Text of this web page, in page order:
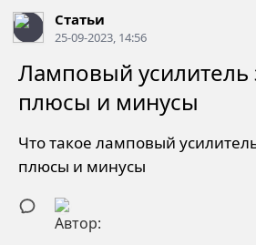
Статьи
25-09-2023, 14:56
Ламповый усилитель
плюсы и минусы
Что такое ламповый
плюсы и минусы